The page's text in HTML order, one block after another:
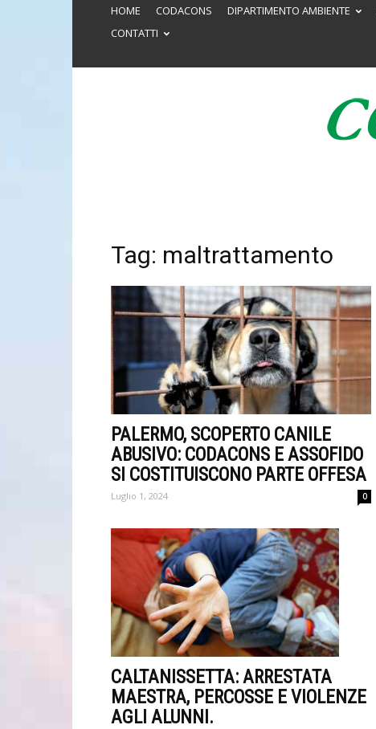
HOME CODACONS DIPARTIMENTO AMBIENTE
CONTATTI
Tag: maltrattamento
PALERMO, SCOPERTO CANILE
ABUSIVO: CODACONS E ASSOFIDO
SI COSTITUISCONO PARTE OFFESA
Luglio 1, 2024 0
CALTANISSETTA: ARRESTATA
MAESTRA, PERCOSSE E VIOLENZE
AGLI ALUNNI.